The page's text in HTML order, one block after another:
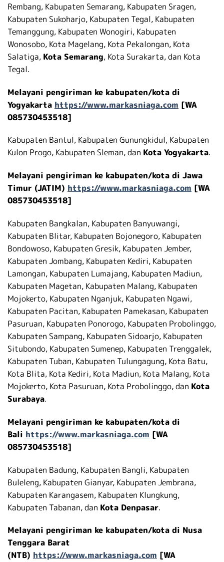
Rembang, Kabupaten Semarang, Kabupaten Sragen,
Kabupaten Sukoharjo, Kabupaten Tegal, Kabupaten
Temanggung, Kabupaten Wonogiri, Kabupaten
Wonosobo, Kota Magelang, Kota Pekalongan, Kota
Salatiga, Kota Semarang, Kota Surakarta, dan Kota
Tegal.
Melayani pengiriman ke kabupaten/kota di
Yogyakarta https://www.markasniaga.com [WA
085730453518]
Kabupaten Bantul, Kabupaten Gunungkidul, Kabupaten
Kulon Progo, Kabupaten Sleman, dan Kota Yogyakarta.
Melayani pengiriman ke kabupaten/kota di Jawa
Timur (JATIM) https://www.markasniaga.com [WA
085730453518]
Kabupaten Bangkalan, Kabupaten Banyuwangi,
Kabupaten Blitar, Kabupaten Bojonegoro, Kabupaten
Bondowoso, Kabupaten Gresik, Kabupaten Jember,
Kabupaten Jombang, Kabupaten Kediri, Kabupaten
Lamongan, Kabupaten Lumajang, Kabupaten Madiun,
Kabupaten Magetan, Kabupaten Malang, Kabupaten
Mojokerto, Kabupaten Nganjuk, Kabupaten Ngawi,
Kabupaten Pacitan, Kabupaten Pamekasan, Kabupaten
Pasuruan, Kabupaten Ponorogo, Kabupaten Probolinggo,
Kabupaten Sampang, Kabupaten Sidoarjo, Kabupaten
Situbondo, Kabupaten Sumenep, Kabupaten Trenggalek,
Kabupaten Tuban, Kabupaten Tulungagung, Kota Batu,
Kota Blita, Kota Kediri, Kota Madiun, Kota Malang, Kota
Mojokerto, Kota Pasuruan, Kota Probolinggo, dan Kota
Surabaya.
Melayani pengiriman ke kabupaten/kota di
Bali https://www.markasniaga.com [WA
085730453518]
Kabupaten Badung, Kabupaten Bangli, Kabupaten
Buleleng, Kabupaten Gianyar, Kabupaten Jembrana,
Kabupaten Karangasem, Kabupaten Klungkung,
Kabupaten Tabanan, dan Kota Denpasar.
Melayani pengiriman ke kabupaten/kota di Nusa
Tenggara Barat
(NTB) https://www.markasniaga.com [WA